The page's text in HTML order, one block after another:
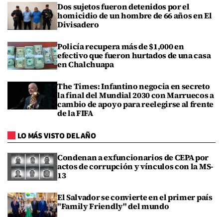
Dos sujetos fueron detenidos por el
homicidio de un hombre de 66 años en El
Divisadero
Policía recupera más de $1,000 en
efectivo que fueron hurtados de una casa
en Chalchuapa
The Times: Infantino negocia en secreto
la final del Mundial 2030 con Marruecos a
cambio de apoyo para reelegirse al frente
de la FIFA
LO MÁS VISTO DEL AÑO
Condenan a exfuncionarios de CEPA por
actos de corrupción y vínculos con la MS-
13
El Salvador se convierte en el primer país
"Family Friendly" del mundo